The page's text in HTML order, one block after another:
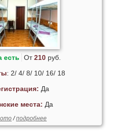
есть От210руб.
: 2/ 4/ 8/ 10/ 16/ 18
Да
места: Да
/подробнее